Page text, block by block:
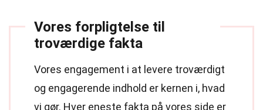
Vores forpligtelse til
troværdige fakta
Vores engagement i at levere troværdigt
og engagerende indhold er kernen i, hvad
vi gør. Hver eneste fakta på vores side er